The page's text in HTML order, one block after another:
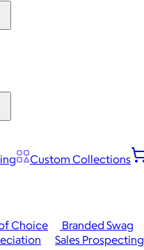
Custom Collections
Choice
Branded Swag
Sales Prospecting